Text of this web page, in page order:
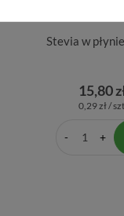
Stevia w
15,80
0,29 zł / szt.